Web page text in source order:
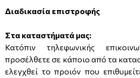
Διαδικασία επιστροφής
Στα καταστήματά μας:
Κατόπιν τηλεφωνικής
προσέλθετε σε κάποιο από τα
ελεγχθεί το προιόν που